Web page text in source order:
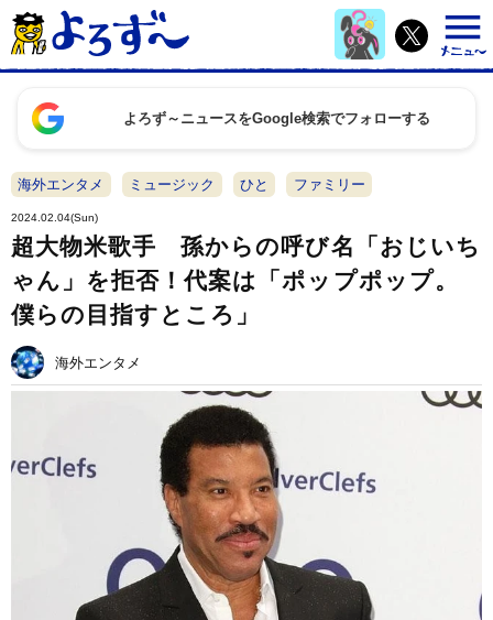
よろず～ニュースをGoogle検索でフォローする
海外エンタメ ミュージック ひと ファミリー
2024.02.04(Sun)
超大物米歌手 孫からの呼び名「おじいち
ゃん」を拒否！代案は「ポップポップ。
僕らの目指すところ」
海外エンタメ